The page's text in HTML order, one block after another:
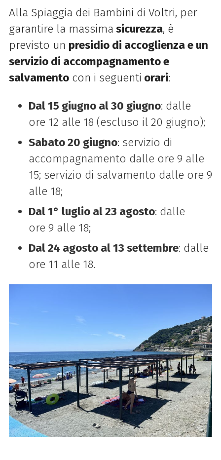
Alla Spiaggia dei Bambini di Voltri, per
garantire la massima sicurezza, è
previsto un presidio di accoglienza e un
servizio di accompagnamento e
salvamentocon i seguenti orari:
Dal 15 giugno al 30 giugno: dalle
ore 12 alle 18 (escluso il 20 giugno);
Sabato 20 giugno: servizio di
accompagnamento dalle ore 9 alle
15; servizio di salvamento dalle ore 9
alle 18;
Dal 1° luglio al 23 agosto: dalle
ore 9 alle 18;
Dal 24 agosto al 13 settembre: dalle
ore 11 alle 18.